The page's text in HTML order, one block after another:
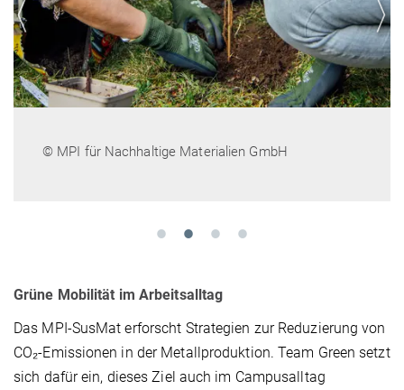
© MPI für Nachhaltige Materialien GmbH
Grüne Mobilität im Arbeitsalltag
Das MPI-SusMat erforscht Strategien zur Reduzierung von
CO₂-Emissionen in der Metallproduktion. Team Green setzt
sich dafür ein, dieses Ziel auch im Campusalltag